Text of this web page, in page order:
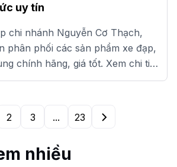
uy tín
chi nhánh Nguyễn Cơ Thạch,
phân phối các sản phẩm xe đạp,
chính hãng, giá tốt. Xem chi tiết
2 3 ... 23
nhiều